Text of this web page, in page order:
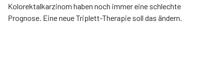
Kolorektalkarzinom haben noch immer eine schlechte
Prognose. Eine neue Triplett-Therapie soll das ändern.